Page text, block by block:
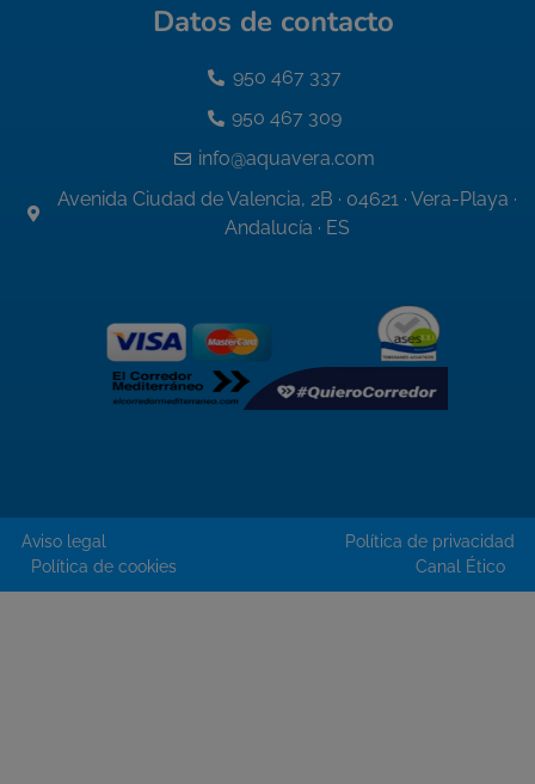
Datos de contacto
950 467 337
950 467 309
info@aquavera.com
Avenida Ciudad de Valencia, 2B · 04621 · Vera-Playa ·
Andalucía · ES
Aviso legal
Política de privacidad
Política de cookies
Canal Ético